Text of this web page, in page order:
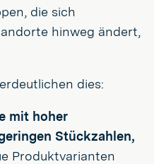
die sich
hinweg ändert,
dies:
mit hoher
Stückzahlen,
Produktvarianten